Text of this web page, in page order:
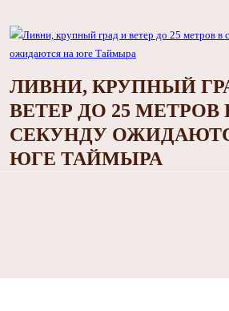
ЛИВНИ, КРУПНЫЙ
ВЕТЕР ДО 25 МЕТРОВ
СЕКУНДУ
ЮГЕ ТАЙМЫРА